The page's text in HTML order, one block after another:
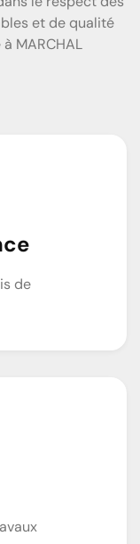
et de qualité
MARCHAL
de